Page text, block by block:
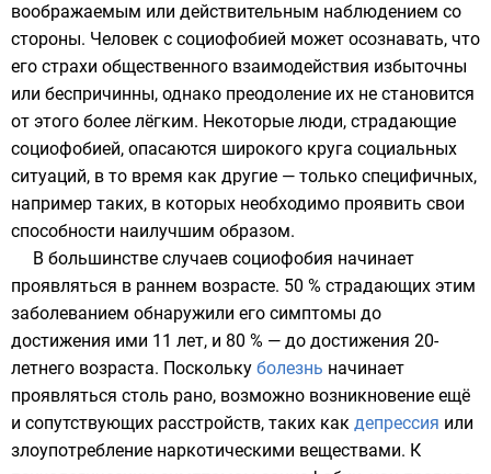
воображаемым или действительным наблюдением со
стороны. Человек с социофобией может осознавать, что
его страхи общественного взаимодействия избыточны
или беспричинны, однако преодоление их не становится
от этого более лёгким. Некоторые люди, страдающие
социофобией, опасаются широкого круга социальных
ситуаций, в то время как другие — только специфичных,
например таких, в которых необходимо проявить свои
способности наилучшим образом.
В большинстве случаев социофобия начинает
проявляться в раннем возрасте. 50 % страдающих этим
заболеванием обнаружили его симптомы до
достижения ими 11 лет, и 80 % — до достижения 20-
летнего возраста. Поскольку болезнь начинает
проявляться столь рано, возможно возникновение ещё
и сопутствующих расстройств, таких как депрессия или
злоупотребление наркотическими веществами. К